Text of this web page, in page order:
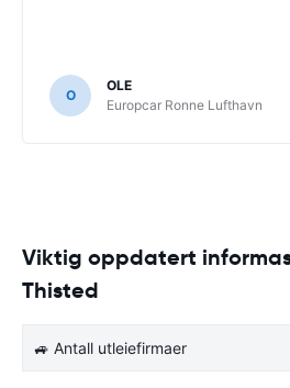
O
OLE
Europcar Ronne Lufthavn
Viktig oppdatert
Thisted
🚙 Antall utleiefirmaer